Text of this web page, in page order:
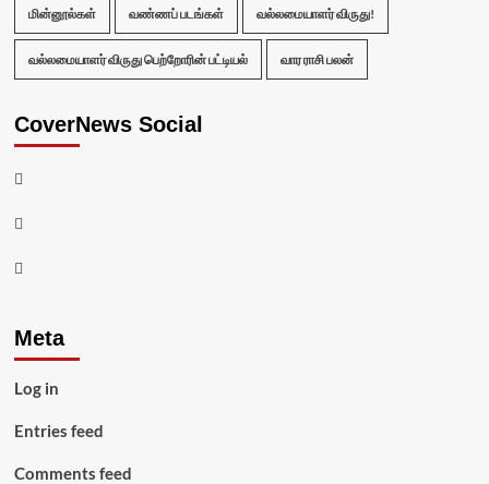
மின்னூல்கள் வண்ணப் படங்கள் வல்லமையாளர் விருது!
வல்லமையாளர் விருது பெற்றோரின் பட்டியல் வார ராசி பலன்
CoverNews Social
Facebook
Twitter
Youtube
Meta
Log in
Entries feed
Comments feed